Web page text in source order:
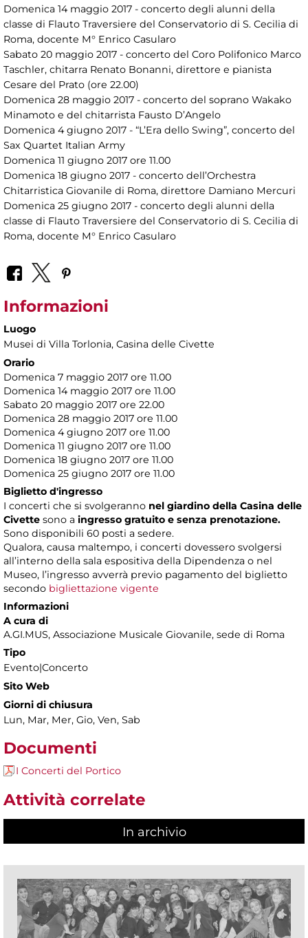
Domenica 14 maggio 2017 - concerto degli alunni della
classe di Flauto Traversiere del Conservatorio di S. Cecilia di
Roma, docente M° Enrico Casularo
Sabato 20 maggio 2017 - concerto del Coro Polifonico Marco
Taschler, chitarra Renato Bonanni, direttore e pianista
Cesare del Prato (ore 22.00)
Domenica 28 maggio 2017 - concerto del soprano Wakako
Minamoto e del chitarrista Fausto D’Angelo
Domenica 4 giugno 2017 - “L’Era dello Swing”, concerto del
Sax Quartet Italian Army
Domenica 11 giugno 2017 ore 11.00
Domenica 18 giugno 2017 - concerto dell’Orchestra
Chitarristica Giovanile di Roma, direttore Damiano Mercuri
Domenica 25 giugno 2017 - concerto degli alunni della
classe di Flauto Traversiere del Conservatorio di S. Cecilia di
Roma, docente M° Enrico Casularo
Informazioni
Luogo
Musei di Villa Torlonia, Casina delle Civette
Orario
Domenica 7 maggio 2017 ore 11.00
Domenica 14 maggio 2017 ore 11.00
Sabato 20 maggio 2017 ore 22.00
Domenica 28 maggio 2017 ore 11.00
Domenica 4 giugno 2017 ore 11.00
Domenica 11 giugno 2017 ore 11.00
Domenica 18 giugno 2017 ore 11.00
Domenica 25 giugno 2017 ore 11.00
Biglietto d'ingresso
I concerti che si svolgeranno nel giardino della Casina delle
Civette sono a ingresso gratuito e senza prenotazione.
Sono disponibili 60 posti a sedere.
Qualora, causa maltempo, i concerti dovessero svolgersi
all’interno della sala espositiva della Dipendenza o nel
Museo, l’ingresso avverrà previo pagamento del biglietto
secondo bigliettazione vigente
Informazioni
A cura di
A.GI.MUS, Associazione Musicale Giovanile, sede di Roma
Tipo
Evento|Concerto
Sito Web
Giorni di chiusura
Lun, Mar, Mer, Gio, Ven, Sab
Documenti
I Concerti del Portico
Attività correlate
In archivio